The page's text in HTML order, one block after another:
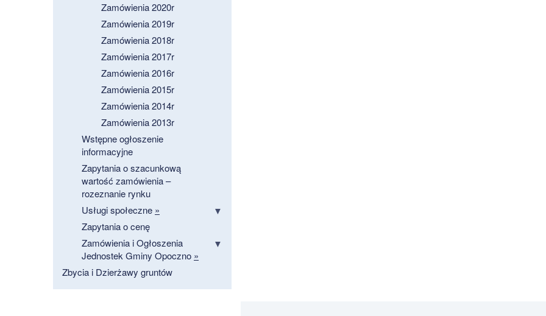
Zamówienia 2020r
Zamówienia 2019r
Zamówienia 2018r
Zamówienia 2017r
Zamówienia 2016r
Zamówienia 2015r
Zamówienia 2014r
Zamówienia 2013r
Wstępne ogłoszenie
informacyjne
Zapytania o szacunkową
wartość zamówienia –
rozeznanie rynku
Usługi społeczne »
Zapytania o cenę
Zamówienia i Ogłoszenia
Jednostek Gminy Opoczno »
Zbycia i Dzierżawy gruntów